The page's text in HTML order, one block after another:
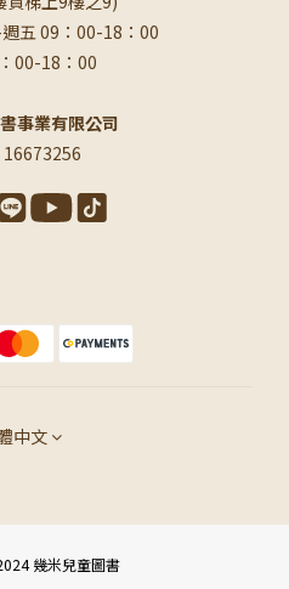
週五 09：00-18：00
00-18：00
事業有限公司
16673256
中文
幾米兒童圖書